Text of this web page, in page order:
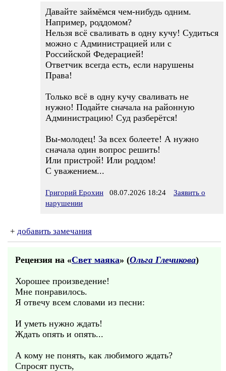
Давайте займёмся чем-нибудь одним.
Например, роддомом?
Нельзя всё сваливать в одну кучу! Судиться
можно с Администрацией или с
Российской Федерацией!
Ответчик всегда есть, если нарушены
Права!
Только всё в одну кучу сваливать не
нужно! Подайте сначала на районную
Администрацию! Суд разберётся!
Вы-молодец! За всех болеете! А нужно
сначала один вопрос решить!
Или пристрой! Или роддом!
С уважением...
Григорий Ерохин 08.07.2026 18:24
Заявить о
нарушении
+ добавить замечания
Рецензия на «Свет маяка» (Ольга Глечикова)
Хорошее произведение!
Мне понравилось.
Я отвечу всем словами из песни:
И уметь нужно ждать!
Ждать опять и опять...
А кому не понять, как любимого ждать?
Спросят пусть,